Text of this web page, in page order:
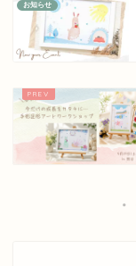
お知らせ